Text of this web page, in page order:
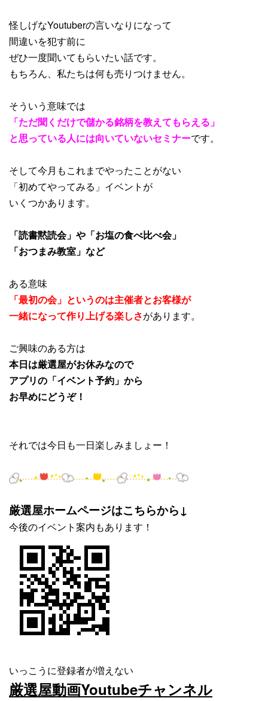
怪しげなYoutuberの言いなりになって
間違いを犯す前に
ぜひ一度聞いてもらいたい話です。
もちろん、私たちは何も売りつけません。
そういう意味では
「ただ聞くだけで儲かる銘柄を教えてもらえる」
と思っている人には向いていないセミナーです。
そして今月もこれまでやったことがない
「初めてやってみる」イベントが
いくつかあります。
「読書黙読会」や「お塩の食べ比べ会」
「おつまみ教室」など
ある意味
「最初の会」というのは主催者とお客様が
一緒になって作り上げる楽しさがあります。
ご興味のある方は
本日は厳選屋がお休みなので
アプリの「イベント予約」から
お早めにどうぞ！
それでは今日も一日楽しみましょー！
厳選屋ホームページはこちらから↓
今後のイベント案内もあります！
いっこうに登録者が増えない
厳選屋動画Youtubeチャンネル